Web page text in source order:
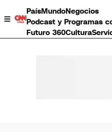
PaísMundoNegocios
Podcast y Programas
Futuro 360Cultura